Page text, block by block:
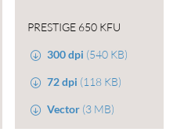
PRESTIGE 650 KFU
300 dpi (540 KB)
72 dpi (118 KB)
Vector (3 MB)